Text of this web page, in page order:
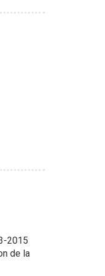
2015
de la